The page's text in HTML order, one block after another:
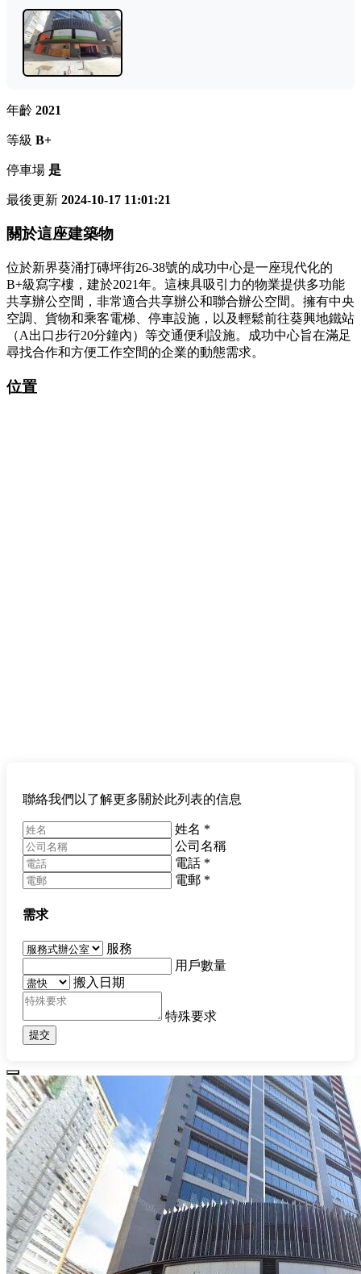
年齡 2021
等級 B+
停車場 是
最後更新 2024-10-17 11:01:21
關於這座建築物
位於新界葵涌打磚坪街26-38號的成功中心是一座現代化的
B+級寫字樓，建於2021年。這棟具吸引力的物業提供多功能
共享辦公空間，非常適合共享辦公和聯合辦公空間。擁有中央
空調、貨物和乘客電梯、停車設施，以及輕鬆前往葵興地鐵站
（A出口步行20分鐘內）等交通便利設施。成功中心旨在滿足
尋找合作和方便工作空間的企業的動態需求。
位置
聯絡我們以了解更多關於此列表的信息
姓名 *
公司名稱
電話 *
電郵 *
需求
服務
用戶數量
搬入日期
特殊要求
提交